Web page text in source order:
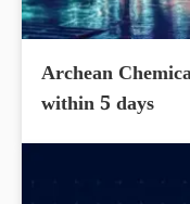
Archean
within 5 days